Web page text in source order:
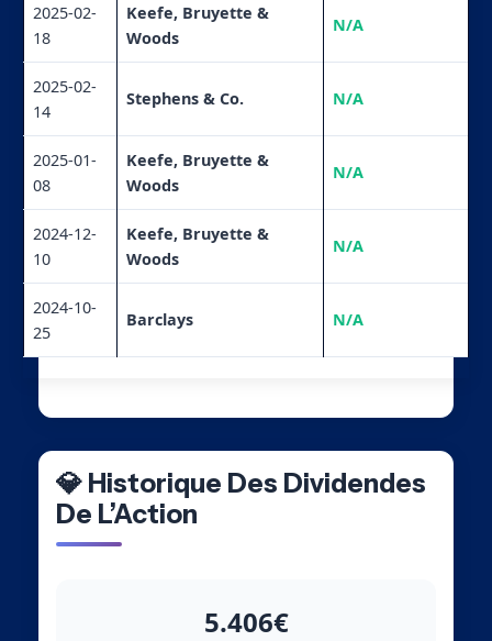
2025-02-
18
Keefe, Bruyette &
Woods
N/A
2025-02-
14
Stephens & Co. N/A
2025-01-
08
Keefe, Bruyette &
Woods
N/A
2024-12-
10
Keefe, Bruyette &
Woods
N/A
2024-10-
25
Barclays N/A
💎 Historique Des Dividendes
De L’Action
5.406€